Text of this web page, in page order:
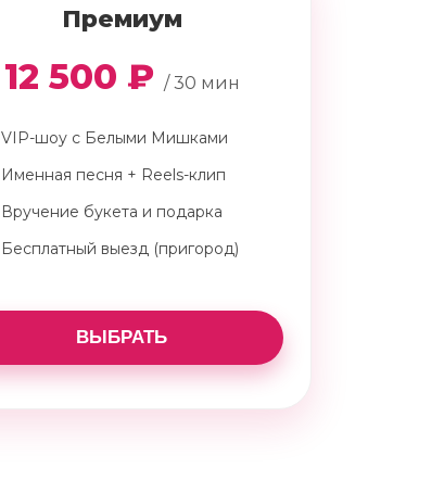
Премиум
12 500 ₽ / 30 мин
VIP-шоу с Белыми Мишками
Именная песня + Reels-клип
Вручение букета и подарка
Бесплатный выезд (пригород)
ВЫБРАТЬ